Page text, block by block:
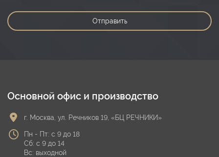
Отправить
Основной офис и производство
г. Москва, ул. Речников 19, «БЦ РЕЧНИКИ»
Пн - Пт: с 9 до 18
Сб: с 9 до 14
Вс: выходной